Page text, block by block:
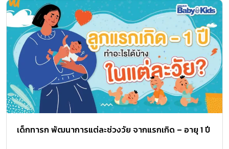
เด็กทารก พัฒนาการแต่ละช่วงวัย จากแรกเกิด – อายุ 1 ปี